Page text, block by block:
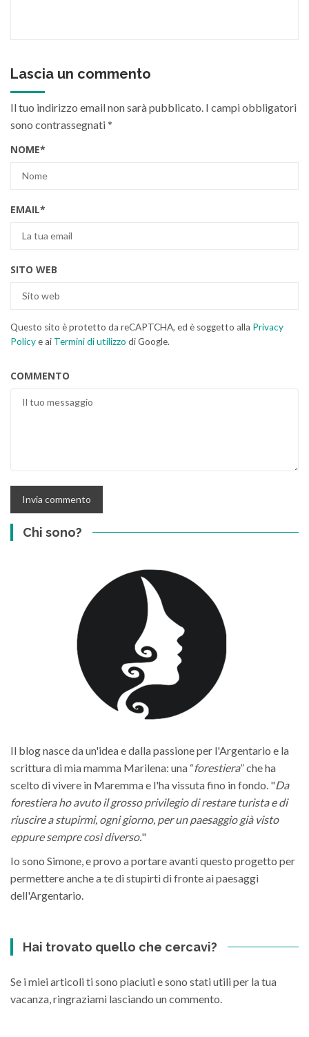
Lascia un commento
Il tuo indirizzo email non sarà pubblicato. I campi obbligatori
sono contrassegnati*
NOME*
EMAIL*
SITO WEB
Questo sito è protetto da reCAPTCHA, ed è soggetto alla Privacy
Policye ai Termini di utilizzo di Google.
COMMENTO
Chi sono?
Il blog nasce da un'idea e dalla passione per l'Argentario e la
scrittura di mia mamma Marilena: una “forestiera” che ha
scelto di vivere in Maremma e l'ha vissuta fino in fondo. "Da
forestiera ho avuto il grosso privilegio di restare turista e di
riuscire a stupirmi, ogni giorno, per un paesaggio già visto
eppure sempre così diverso."
Io sono Simone, e provo a portare avanti questo progetto per
permettere anche a te di stupirti di fronte ai paesaggi
dell'Argentario.
Hai trovato quello che cercavi?
Se i miei articoli ti sono piaciuti e sono stati utili per la tua
vacanza, ringraziami lasciando un commento.